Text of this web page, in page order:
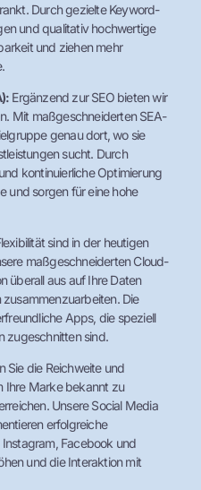
Durch gezielte Keyword-
und qualitativ hochwertige
und ziehen mehr
Ergänzend zur SEO bieten wir
Mit maßgeschneiderten SEA-
genau dort, wo sie
sucht. Durch
kontinuierliche Optimierung
und sorgen für eine hohe
sind in der heutigen
maßgeschneiderten Cloud-
überall aus auf Ihre Daten
Die
Apps, die speziell
zugeschnitten sind.
Sie die Reichweite und
Ihre Marke bekannt zu
Unsere Social Media
erfolgreiche
Facebook und
und die Interaktion mit